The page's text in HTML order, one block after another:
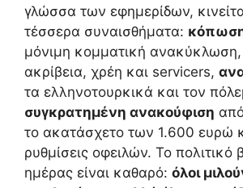
γλώσσα των εφημερίδων,
τέσσερα συναισθήματα:
μόνιμη κομματική ανακύκλωση,
ακρίβεια, χρέη και servicers,
τα ελληνοτουρκικά και τον
συγκρατημένη ανακούφιση
το ακατάσχετο των 1.600 ευρώ
ρυθμίσεις οφειλών. Το πολιτικό
ημέρας είναι καθαρό: όλοι